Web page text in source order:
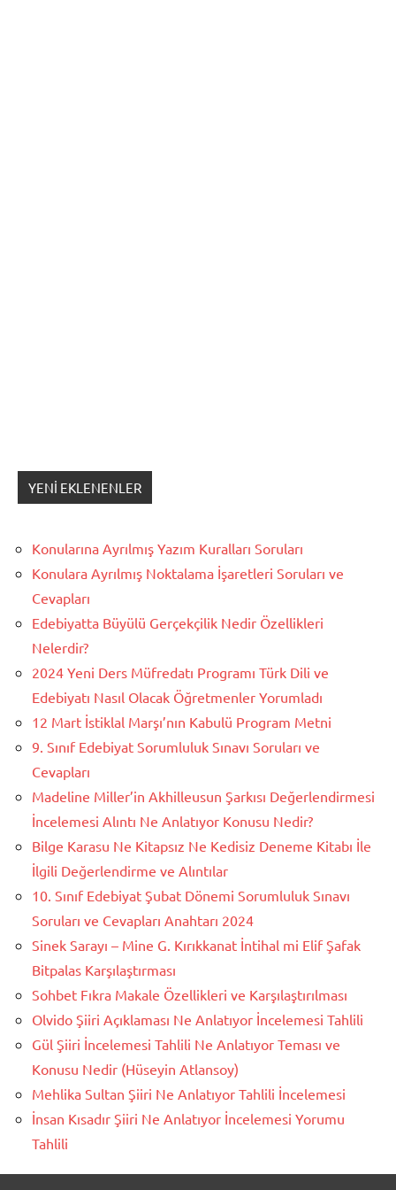
YENI EKLENENLER
Konularına Ayrılmış Yazım Kuralları Soruları
Konulara Ayrılmış Noktalama İşaretleri Soruları ve
Cevapları
Edebiyatta Büyülü Gerçekçilik Nedir Özellikleri
Nelerdir?
2024 Yeni Ders Müfredatı Programı Türk Dili ve
Edebiyatı Nasıl Olacak Öğretmenler Yorumladı
12 Mart İstiklal Marşı’nın Kabulü Program Metni
9. Sınıf Edebiyat Sorumluluk Sınavı Soruları ve
Cevapları
Madeline Miller’in Akhilleusun Şarkısı Değerlendirmesi
İncelemesi Alıntı Ne Anlatıyor Konusu Nedir?
Bilge Karasu Ne Kitapsız Ne Kedisiz Deneme Kitabı İle
İlgili Değerlendirme ve Alıntılar
10. Sınıf Edebiyat Şubat Dönemi Sorumluluk Sınavı
Soruları ve Cevapları Anahtarı 2024
Sinek Sarayı – Mine G. Kırıkkanat İntihal mi Elif Şafak
Bitpalas Karşılaştırması
Sohbet Fıkra Makale Özellikleri ve Karşılaştırılması
Olvido Şiiri Açıklaması Ne Anlatıyor İncelemesi Tahlili
Gül Şiiri İncelemesi Tahlili Ne Anlatıyor Teması ve
Konusu Nedir (Hüseyin Atlansoy)
Mehlika Sultan Şiiri Ne Anlatıyor Tahlili İncelemesi
İnsan Kısadır Şiiri Ne Anlatıyor İncelemesi Yorumu
Tahlili